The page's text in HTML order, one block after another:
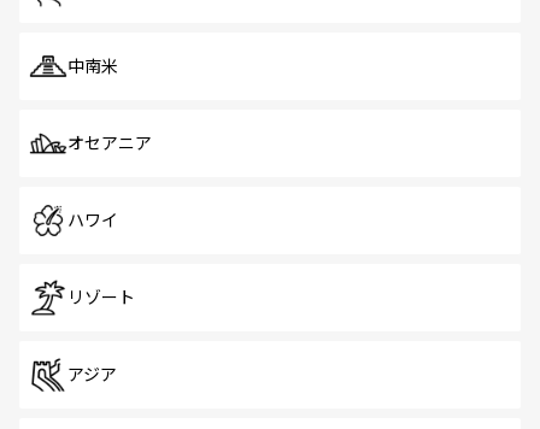
中南米
オセアニア
ハワイ
リゾート
アジア